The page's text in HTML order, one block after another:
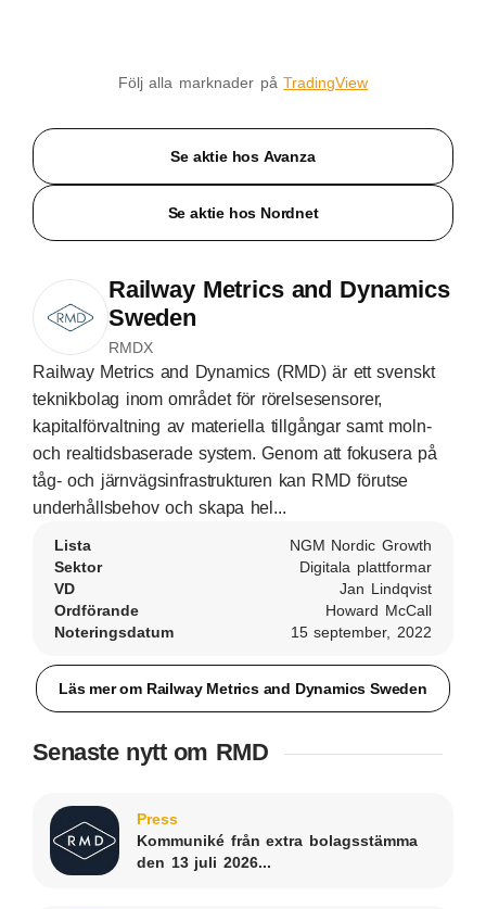
Följ alla marknader påTradingView
Se aktie hos Avanza
Se aktie hos Nordnet
Railway Metrics and Dynamics
Sweden
RMDX
Railway Metrics and Dynamics (RMD) är ett svenskt
teknikbolag inom området för rörelsesensorer,
kapitalförvaltning av materiella tillgångar samt moln-
och realtidsbaserade system. Genom att fokusera på
tåg- och järnvägsinfrastrukturen kan RMD förutse
underhållsbehov och skapa hel...
Lista
NGM Nordic Growth
Sektor
Digitala plattformar
VD
Jan Lindqvist
Ordförande
Howard McCall
Noteringsdatum
15 september, 2022
Läs mer om Railway Metrics and Dynamics Sweden
Senaste nytt om RMD
Press
Kommuniké från extra bolagsstämma
den 13 juli 2026...